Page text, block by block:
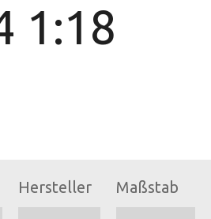
1:18
Hersteller Maßstab